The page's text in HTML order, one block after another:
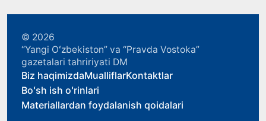
© 2026
“Yangi Oʻzbekiston” va “Pravda Vostoka”
gazetalari tahririyati DM
Biz haqimizdaMualliflarKontaktlar
Boʻsh ish oʻrinlari
Materiallardan foydalanish qoidalari